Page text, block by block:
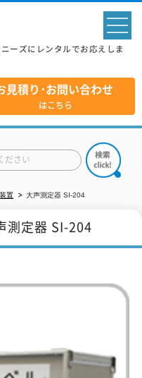
ーズにレンタルでお応えしま
見積り･お問い合わせ
はこちら
置 大声測定器 SI-204
測定器 SI-204